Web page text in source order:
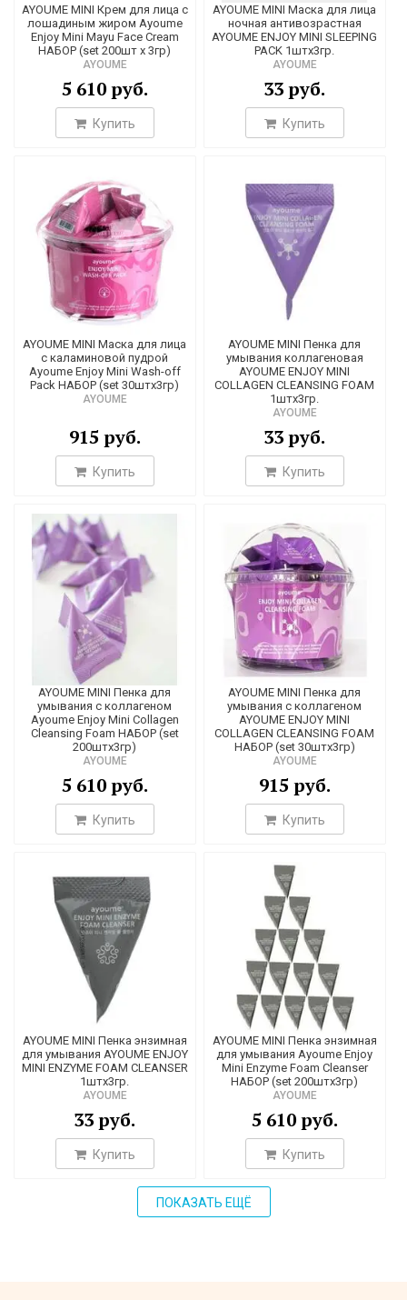
17
5
3
1
84
1
2
42
1
2
6
5
1
2
4
8
1
1
1
1
2
1
AYOUME MINI Крем для лица с
лошадиным жиром Ayoume
Enjoy Mini Mayu Face Cream
НАБОР (set 200шт х 3гр)
AYOUME
5 610 руб.
Купить
AYOUME MINI Маска для лица
ночная антивозрастная
AYOUME ENJOY MINI SLEEPING
PACK 1штх3гр.
AYOUME
33 руб.
Купить
AYOUME MINI Маска для лица
с каламиновой пудрой
Ayoume Enjoy Mini Wash-off
Pack НАБОР (set 30штх3гр)
AYOUME
915 руб.
Купить
AYOUME MINI Пенка для
умывания коллагеновая
AYOUME ENJOY MINI
COLLAGEN CLEANSING FOAM
1штх3гр.
AYOUME
33 руб.
Купить
AYOUME MINI Пенка для
умывания с коллагеном
Ayoume Enjoy Mini Collagen
Cleansing Foam НАБОР (set
200штх3гр)
AYOUME
5 610 руб.
Купить
AYOUME MINI Пенка для
умывания с коллагеном
AYOUME ENJOY MINI
COLLAGEN CLEANSING FOAM
НАБОР (set 30штх3гр)
AYOUME
915 руб.
Купить
AYOUME MINI Пенка энзимная
для умывания AYOUME ENJOY
MINI ENZYME FOAM CLEANSER
1штх3гр.
AYOUME
33 руб.
Купить
AYOUME MINI Пенка энзимная
для умывания Ayoume Enjoy
Mini Enzyme Foam Cleanser
НАБОР (set 200штх3гр)
AYOUME
5 610 руб.
Купить
ПОКАЗАТЬ ЕЩЁ